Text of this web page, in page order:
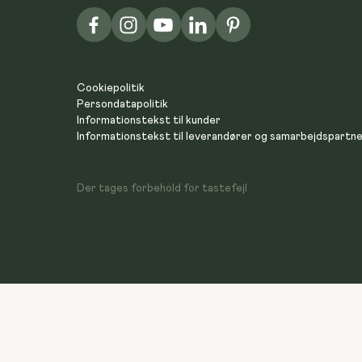
Cookiepolitik
Persondatapolitik
Informationstekst til kunder
Informationstekst til leverandører og
Der tages forbehold for tastefejl